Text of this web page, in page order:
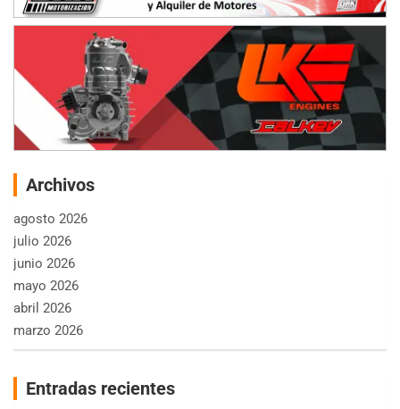
Archivos
agosto 2026
julio 2026
junio 2026
mayo 2026
abril 2026
marzo 2026
Entradas recientes